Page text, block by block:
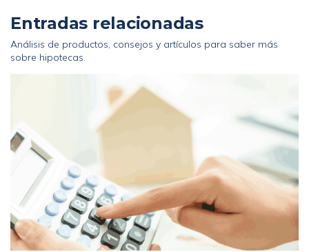
Entradas relacionadas
Análisis de productos, consejos y artículos para saber más
sobre hipotecas.